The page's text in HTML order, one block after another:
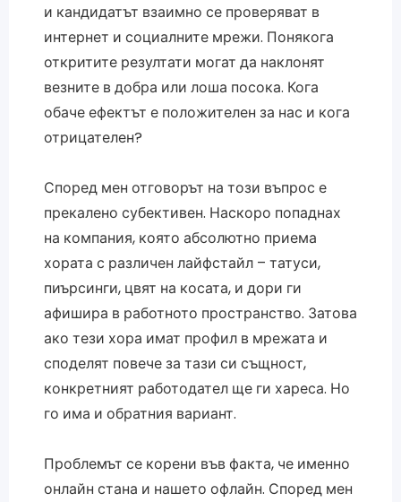
и кандидатът взаимно се проверяват в
интернет и социалните мрежи. Понякога
откритите резултати могат да наклонят
везните в добра или лоша посока. Кога
обаче ефектът е положителен за нас и кога
отрицателен?
Според мен отговорът на този въпрос е
прекалено субективен. Наскоро попаднах
на компания, която абсолютно приема
хората с различен лайфстайл – татуси,
пиърсинги, цвят на косата, и дори ги
афишира в работното пространство. Затова
ако тези хора имат профил в мрежата и
споделят повече за тази си същност,
конкретният работодател ще ги хареса. Но
го има и обратния вариант.
Проблемът се корени във факта, че именно
онлайн стана и нашето офлайн. Според мен